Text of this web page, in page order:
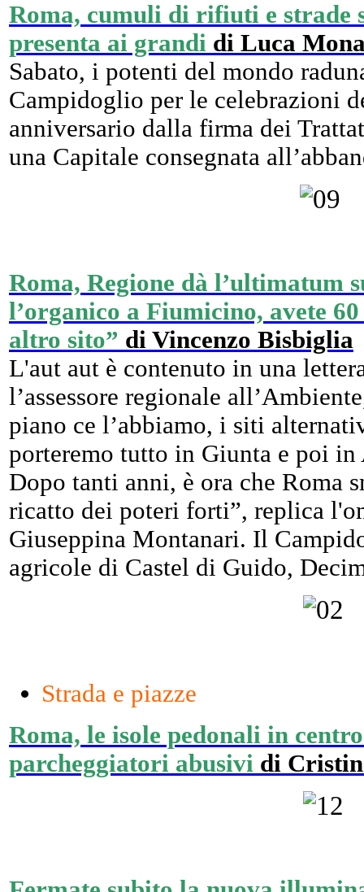
Roma, cumuli di rifiuti e strade
presenta ai grandi di Luca
Sabato, i potenti del mondo
Campidoglio per le celebrazioni
anniversario dalla firma dei
una Capitale consegnata
Roma, Regione dà l’ultimatum
l’organico a Fiumicino, avete
altro sito” di Vincenzo Bisbiglia
L'aut aut è contenuto in una
l’assessore regionale
piano ce l’abbiamo, i siti
porteremo tutto in Giunta e poi in
Dopo tanti anni, è ora che Roma
ricatto dei poteri forti”, replica
Giuseppina Montanari. Il
agricole di Castel di Guido,
Strada e piazze
Roma, le isole pedonali in
parcheggiatori abusivi di